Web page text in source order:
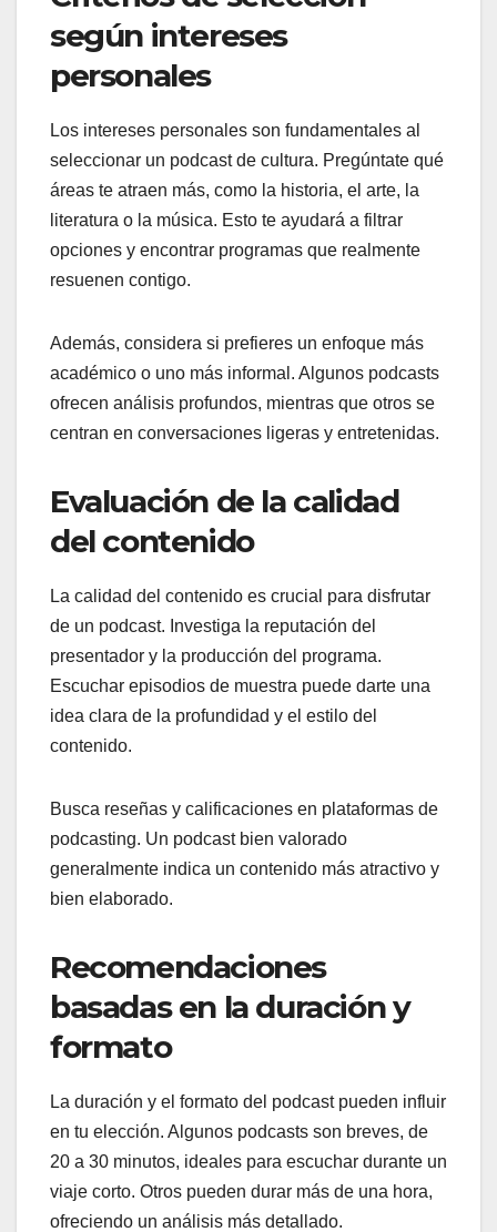
según intereses
personales
Los intereses personales son fundamentales al
seleccionar un podcast de cultura. Pregúntate qué
áreas te atraen más, como la historia, el arte, la
literatura o la música. Esto te ayudará a filtrar
opciones y encontrar programas que realmente
resuenen contigo.
Además, considera si prefieres un enfoque más
académico o uno más informal. Algunos podcasts
ofrecen análisis profundos, mientras que otros se
centran en conversaciones ligeras y entretenidas.
Evaluación de la calidad
del contenido
La calidad del contenido es crucial para disfrutar
de un podcast. Investiga la reputación del
presentador y la producción del programa.
Escuchar episodios de muestra puede darte una
idea clara de la profundidad y el estilo del
contenido.
Busca reseñas y calificaciones en plataformas de
podcasting. Un podcast bien valorado
generalmente indica un contenido más atractivo y
bien elaborado.
Recomendaciones
basadas en la duración y
formato
La duración y el formato del podcast pueden influir
en tu elección. Algunos podcasts son breves, de
20 a 30 minutos, ideales para escuchar durante un
viaje corto. Otros pueden durar más de una hora,
ofreciendo un análisis más detallado.